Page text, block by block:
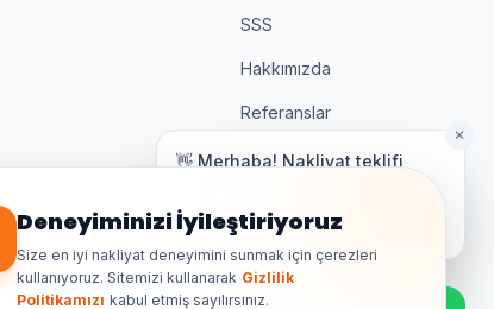
SSS
Hakkımızda
Referanslar
İletişim
%100 Sigortalı
K3 Belgeli
7/24 Destek
Deneyiminizi İyileştiriyoruz
Size en iyi nakliyat deneyimini sunmak için çerezleri
kullanıyoruz. Sitemizi kullanarak Gizlilik
Politikamızı kabul etmiş sayılırsınız.
✕
👋 Merhaba! Nakliyat teklifi
Genellikle birkaç dakika içinde yanıt
veriyoruz.